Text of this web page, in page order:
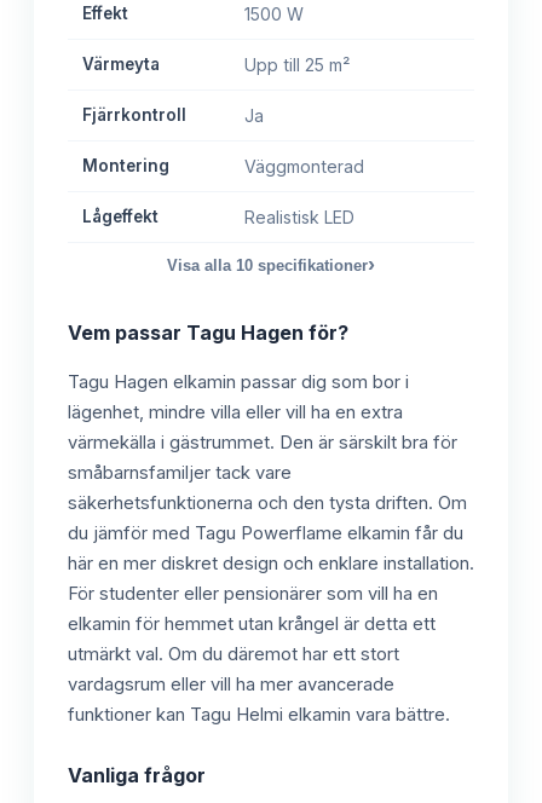
Effekt 1500 W
Värmeyta Upp till 25 m²
Fjärrkontroll Ja
Montering Väggmonterad
Lågeffekt Realistisk LED
Visa alla 10 specifikationer›
Vem passar Tagu Hagen för?
Tagu Hagen elkamin passar dig som bor i
lägenhet, mindre villa eller vill ha en extra
värmekälla i gästrummet. Den är särskilt bra för
småbarnsfamiljer tack vare
säkerhetsfunktionerna och den tysta driften. Om
du jämför med Tagu Powerflame elkamin får du
här en mer diskret design och enklare installation.
För studenter eller pensionärer som vill ha en
elkamin för hemmet utan krångel är detta ett
utmärkt val. Om du däremot har ett stort
vardagsrum eller vill ha mer avancerade
funktioner kan Tagu Helmi elkamin vara bättre.
Vanliga frågor